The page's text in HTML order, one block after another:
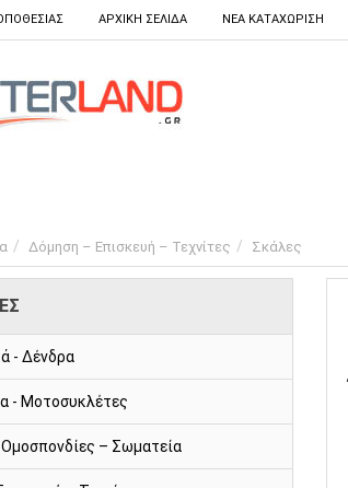
ΑΡΧΙΚΗ ΣΕΛΙΔΑ ΝΕΑ ΚΑΤΑΧΩΡΙΣΗ
Δόμηση – Επισκευή – Τεχνίτες Σκάλες
- Δένδρα
- Μοτοσυκλέτες
– Σωματεία